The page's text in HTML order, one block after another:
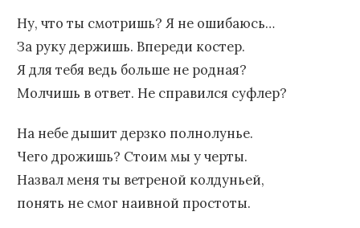
Ну, что ты смотришь? Я не ошибаюсь…
За руку держишь. Впереди костер.
Я для тебя ведь больше не родная?
Молчишь в ответ. Не справился суфлер?
На небе дышит дерзко полнолунье.
Чего дрожишь? Стоим мы у черты.
Назвал меня ты ветреной колдуньей,
понять не смог наивной простоты.